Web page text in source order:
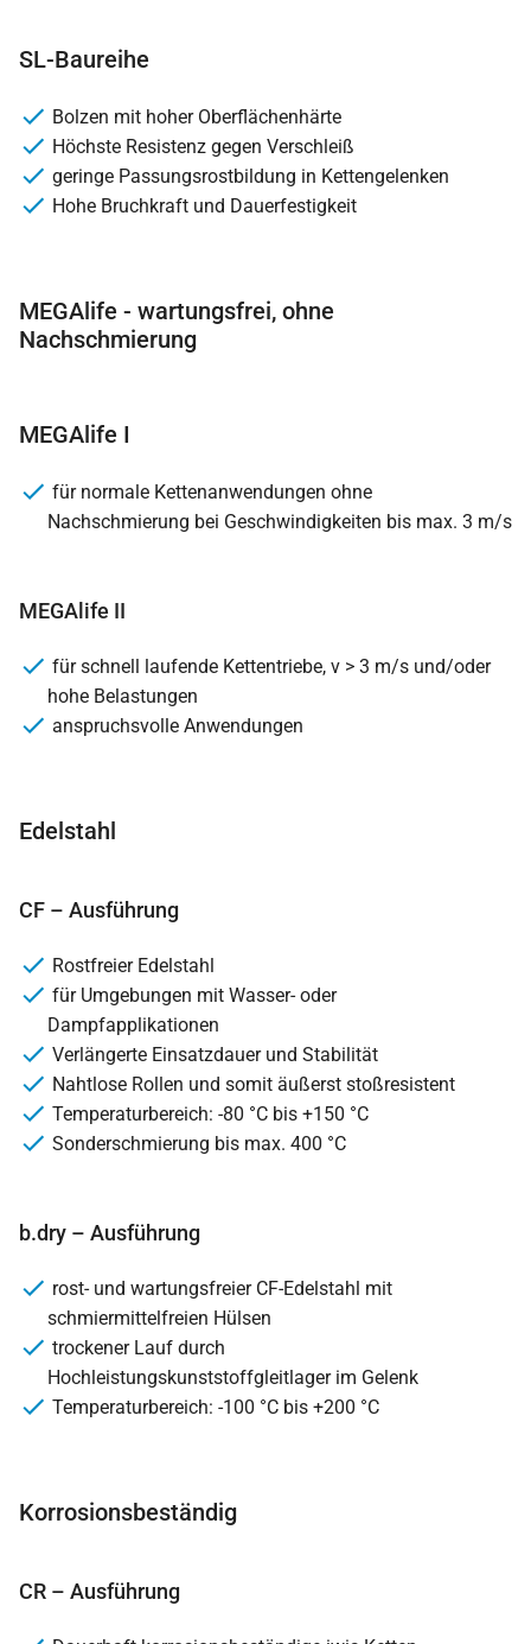
SL-Baureihe
Bolzen mit hoher Oberflächenhärte
Höchste Resistenz gegen Verschleiß
geringe Passungsrostbildung in Kettengelenken
Hohe Bruchkraft und Dauerfestigkeit
MEGAlife - wartungsfrei, ohne
Nachschmierung
MEGAlife I
für normale Kettenanwendungen ohne
Nachschmierung bei Geschwindigkeiten bis max. 3 m/s
MEGAlife II
für schnell laufende Kettentriebe, v > 3 m/s und/oder
hohe Belastungen
anspruchsvolle Anwendungen
Edelstahl
CF – Ausführung
Rostfreier Edelstahl
für Umgebungen mit Wasser- oder
Dampfapplikationen
Verlängerte Einsatzdauer und Stabilität
Nahtlose Rollen und somit äußerst stoßresistent
Temperaturbereich: -80 °C bis +150 °C
Sonderschmierung bis max. 400 °C
b.dry – Ausführung
rost- und wartungsfreier CF-Edelstahl mit
schmiermittelfreien Hülsen
trockener Lauf durch
Hochleistungskunststoffgleitlager im Gelenk
Temperaturbereich: -100 °C bis +200 °C
Korrosionsbeständig
CR – Ausführung